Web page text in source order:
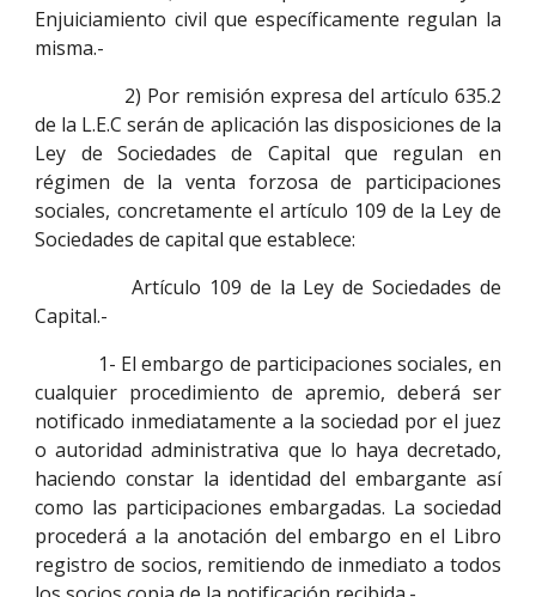
Enjuiciamiento civil que específicamente regulan la
misma.-
2) Por remisión expresa del artículo 635.2
de la L.E.C serán de aplicación las disposiciones de la
Ley de Sociedades de Capital que regulan en
régimen de la venta forzosa de participaciones
sociales, concretamente el artículo 109 de la Ley de
Sociedades de capital que establece:
Artículo 109 de la Ley de Sociedades de
Capital.-
1- El embargo de participaciones sociales, en
cualquier procedimiento de apremio, deberá ser
notificado inmediatamente a la sociedad por el juez
o autoridad administrativa que lo haya decretado,
haciendo constar la identidad del embargante así
como las participaciones embargadas. La sociedad
procederá a la anotación del embargo en el Libro
registro de socios, remitiendo de inmediato a todos